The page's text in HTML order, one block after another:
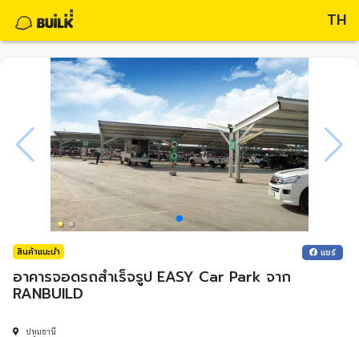
TH
สินค้าแนะนำ แชร์
อาคารจอดรถสำเร็จรูป EASY Car Park จาก
RANBUILD
ปทุมธานี